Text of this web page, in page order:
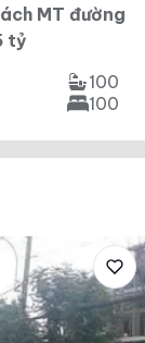
MT đường
tỷ
100
100